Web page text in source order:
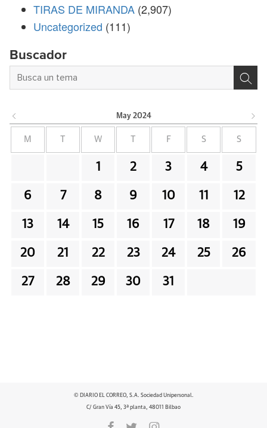
TIRAS DE MIRANDA (2,907)
Uncategorized (111)
Buscador
May 2024
M W F S S
1 2 3 4 5
6 7 8 9 10 11 12
13 14 15 16 17 18 19
20 21 22 23 24 25 26
27 28 29 30 31
© DIARIO EL CORREO, S.A. Sociedad Unipersonal.
C/ Gran Vía 45, 3ª planta, 48011 Bilbao